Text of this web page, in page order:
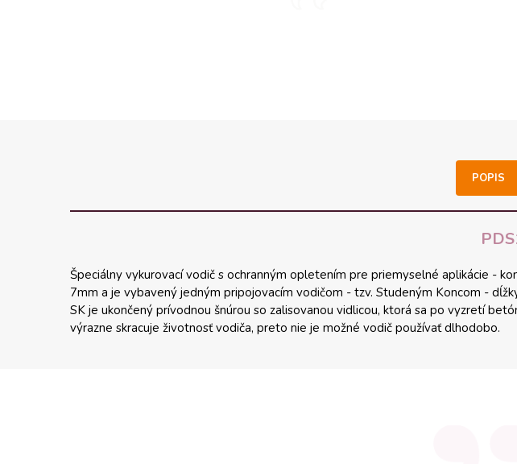
POPIS
Špeciálny vykurovací vodič s ochranným opletením pre priemyselné aplikácie -
7mm a je vybavený jedným pripojovacím vodičom - tzv. Studeným Koncom -
SK je ukončený prívodnou šnúrou so zalisovanou vidlicou, ktorá sa po vyzretí
výrazne skracuje životnosť vodiča, preto nie je možné vodič používať dlhodobo.